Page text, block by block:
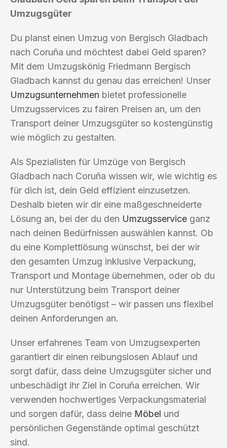
Umzugsgüter
Du planst einen Umzug von Bergisch Gladbach
nach Coruña und möchtest dabei Geld sparen?
Mit dem Umzugskönig Friedmann Bergisch
Gladbach kannst du genau das erreichen! Unser
Umzugsunternehmen bietet professionelle
Umzugsservices zu fairen Preisen an, um den
Transport deiner Umzugsgüter so kostengünstig
wie möglich zu gestalten.
Als Spezialisten für Umzüge von Bergisch
Gladbach nach Coruña wissen wir, wie wichtig es
für dich ist, dein Geld effizient einzusetzen.
Deshalb bieten wir dir eine maßgeschneiderte
Lösung an, bei der du den Umzugsservice ganz
nach deinen Bedürfnissen auswählen kannst. Ob
du eine Komplettlösung wünschst, bei der wir
den gesamten Umzug inklusive Verpackung,
Transport und Montage übernehmen, oder ob du
nur Unterstützung beim Transport deiner
Umzugsgüter benötigst – wir passen uns flexibel
deinen Anforderungen an.
Unser erfahrenes Team von Umzugsexperten
garantiert dir einen reibungslosen Ablauf und
sorgt dafür, dass deine Umzugsgüter sicher und
unbeschädigt ihr Ziel in Coruña erreichen. Wir
verwenden hochwertiges Verpackungsmaterial
und sorgen dafür, dass deine Möbel und
persönlichen Gegenstände optimal geschützt
sind.